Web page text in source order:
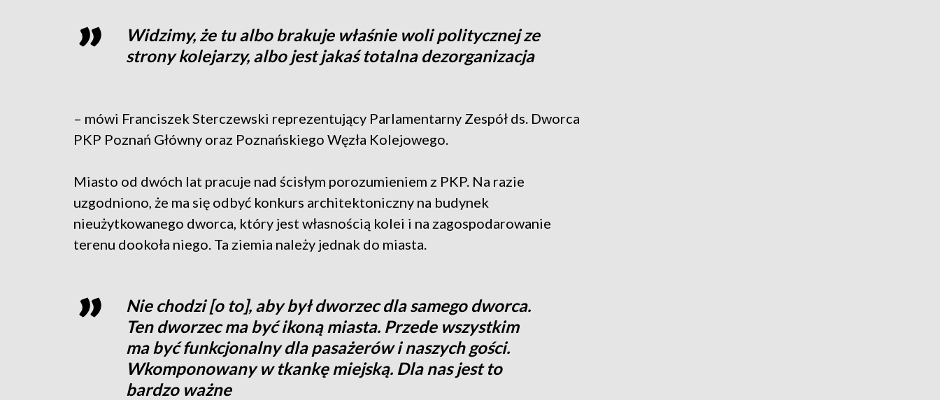
Widzimy, że tu albo brakuje właśnie woli politycznej ze
strony kolejarzy, albo jest jakaś totalna dezorganizacja
– mówi Franciszek Sterczewski reprezentujący Parlamentarny Zespół ds. Dworca
PKP Poznań Główny oraz Poznańskiego Węzła Kolejowego.
Miasto od dwóch lat pracuje nad ścisłym porozumieniem z PKP. Na razie
uzgodniono, że ma się odbyć konkurs architektoniczny na budynek
nieużytkowanego dworca, który jest własnością kolei i na zagospodarowanie
terenu dookoła niego. Ta ziemia należy jednak do miasta.
Nie chodzi [o to], aby był dworzec dla samego dworca.
Ten dworzec ma być ikoną miasta. Przede wszystkim
ma być funkcjonalny dla pasażerów i naszych gości.
Wkomponowany w tkankę miejską. Dla nas jest to
bardzo ważne